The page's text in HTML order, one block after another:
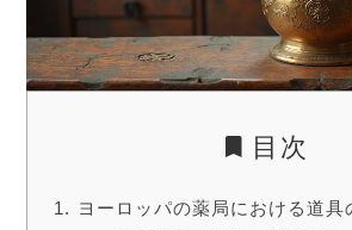
目次
ヨーロッパの薬局における道具